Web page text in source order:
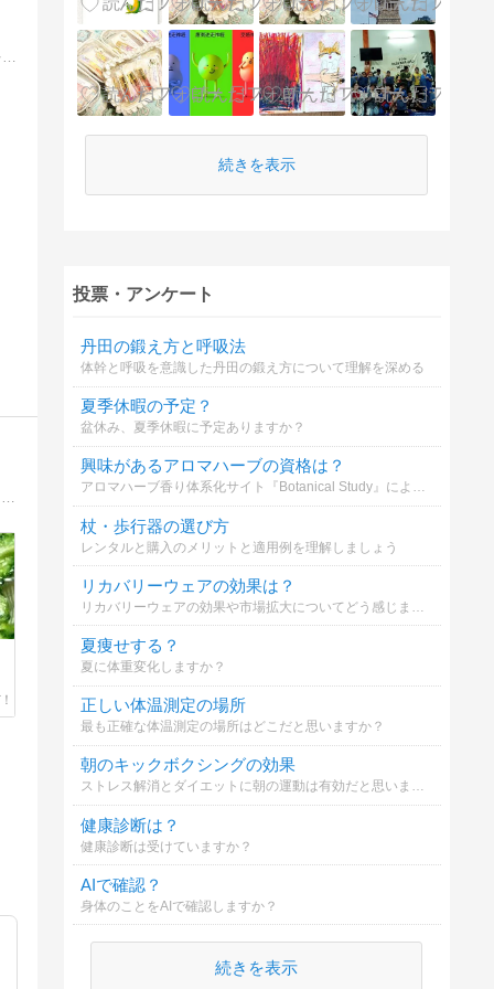
福岡県・佐賀県・熊本県・大分県・長崎県を中心に九州全域で熱帯魚・海水魚などの観賞魚全般を扱うメンテナンスのプロが九州全県をHealingSpaceのアクアリウムを広めています。
世界を拡げる 「カラー（色彩）」×道を切り拓く「方眼ノート」＝『人生が好転するシンプルな習慣！』暮らしの中でリアルに役立つ！色彩の魅力お伝えしています♪
続きを表示
投票・アンケート
丹田の鍛え方と呼吸法
体幹と呼吸を意識した丹田の鍛え方について理解を深める
夏季休暇の予定？
盆休み、夏季休暇に予定ありますか？
興味があるアロマハーブの資格は？
アロマハーブ香り体系化サイト『Botanical Study』による、アロマ・ハーブ資格の興味度アンケートです！ あなたが気になっている資格を複数選択でお知らせください！ 辞典構築の参考などとして活用させていただきます！
杖・歩行器の選び方
レンタルと購入のメリットと適用例を理解しましょう
リカバリーウェアの効果は？
夏痩せする？
夏に体重変化しますか？
正しい体温測定の場所
最も正確な体温測定の場所はどこだと思いますか？
朝のキックボクシングの効果
ストレス解消とダイエットに朝の運動は有効だと思いますか？
健康診断は？
健康診断は受けていますか？
AIで確認？
身体のことをAIで確認しますか？
続きを表示